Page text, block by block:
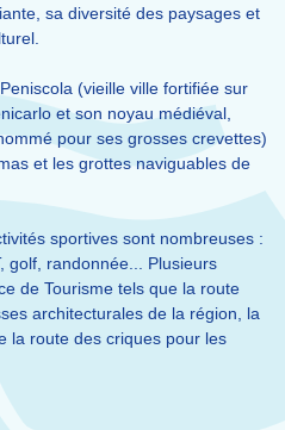
sa diversité des paysages et
(vieille ville fortifiée sur
et son noyau médiéval,
pour ses grosses crevettes)
et les grottes naviguables de
sportives sont nombreuses :
golf, randonnée... Plusieurs
de Tourisme tels que la route
architecturales de la région, la
la route des criques pour les